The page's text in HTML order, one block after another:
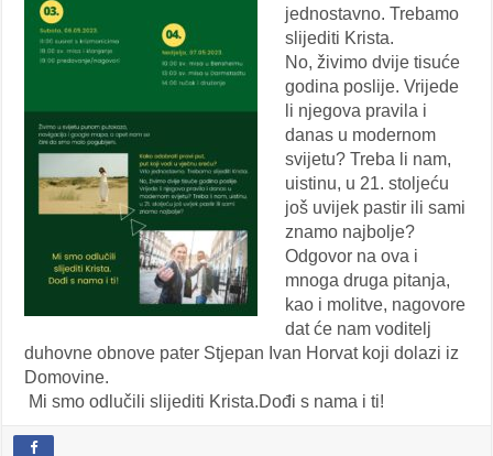
jednostavno. Trebamo
slijediti Krista.
No, živimo dvije tisuće
godina poslije. Vrijede
li njegova pravila i
danas u modernom
svijetu? Treba li nam,
uistinu, u 21. stoljeću
još uvijek pastir ili sami
znamo najbolje?
Odgovor na ova i
mnoga druga pitanja,
kao i molitve, nagovore
dat će nam voditelj
duhovne obnove pater Stjepan Ivan Horvat koji dolazi iz
Domovine.
Mi smo odlučili slijediti Krista.Dođi s nama i ti!